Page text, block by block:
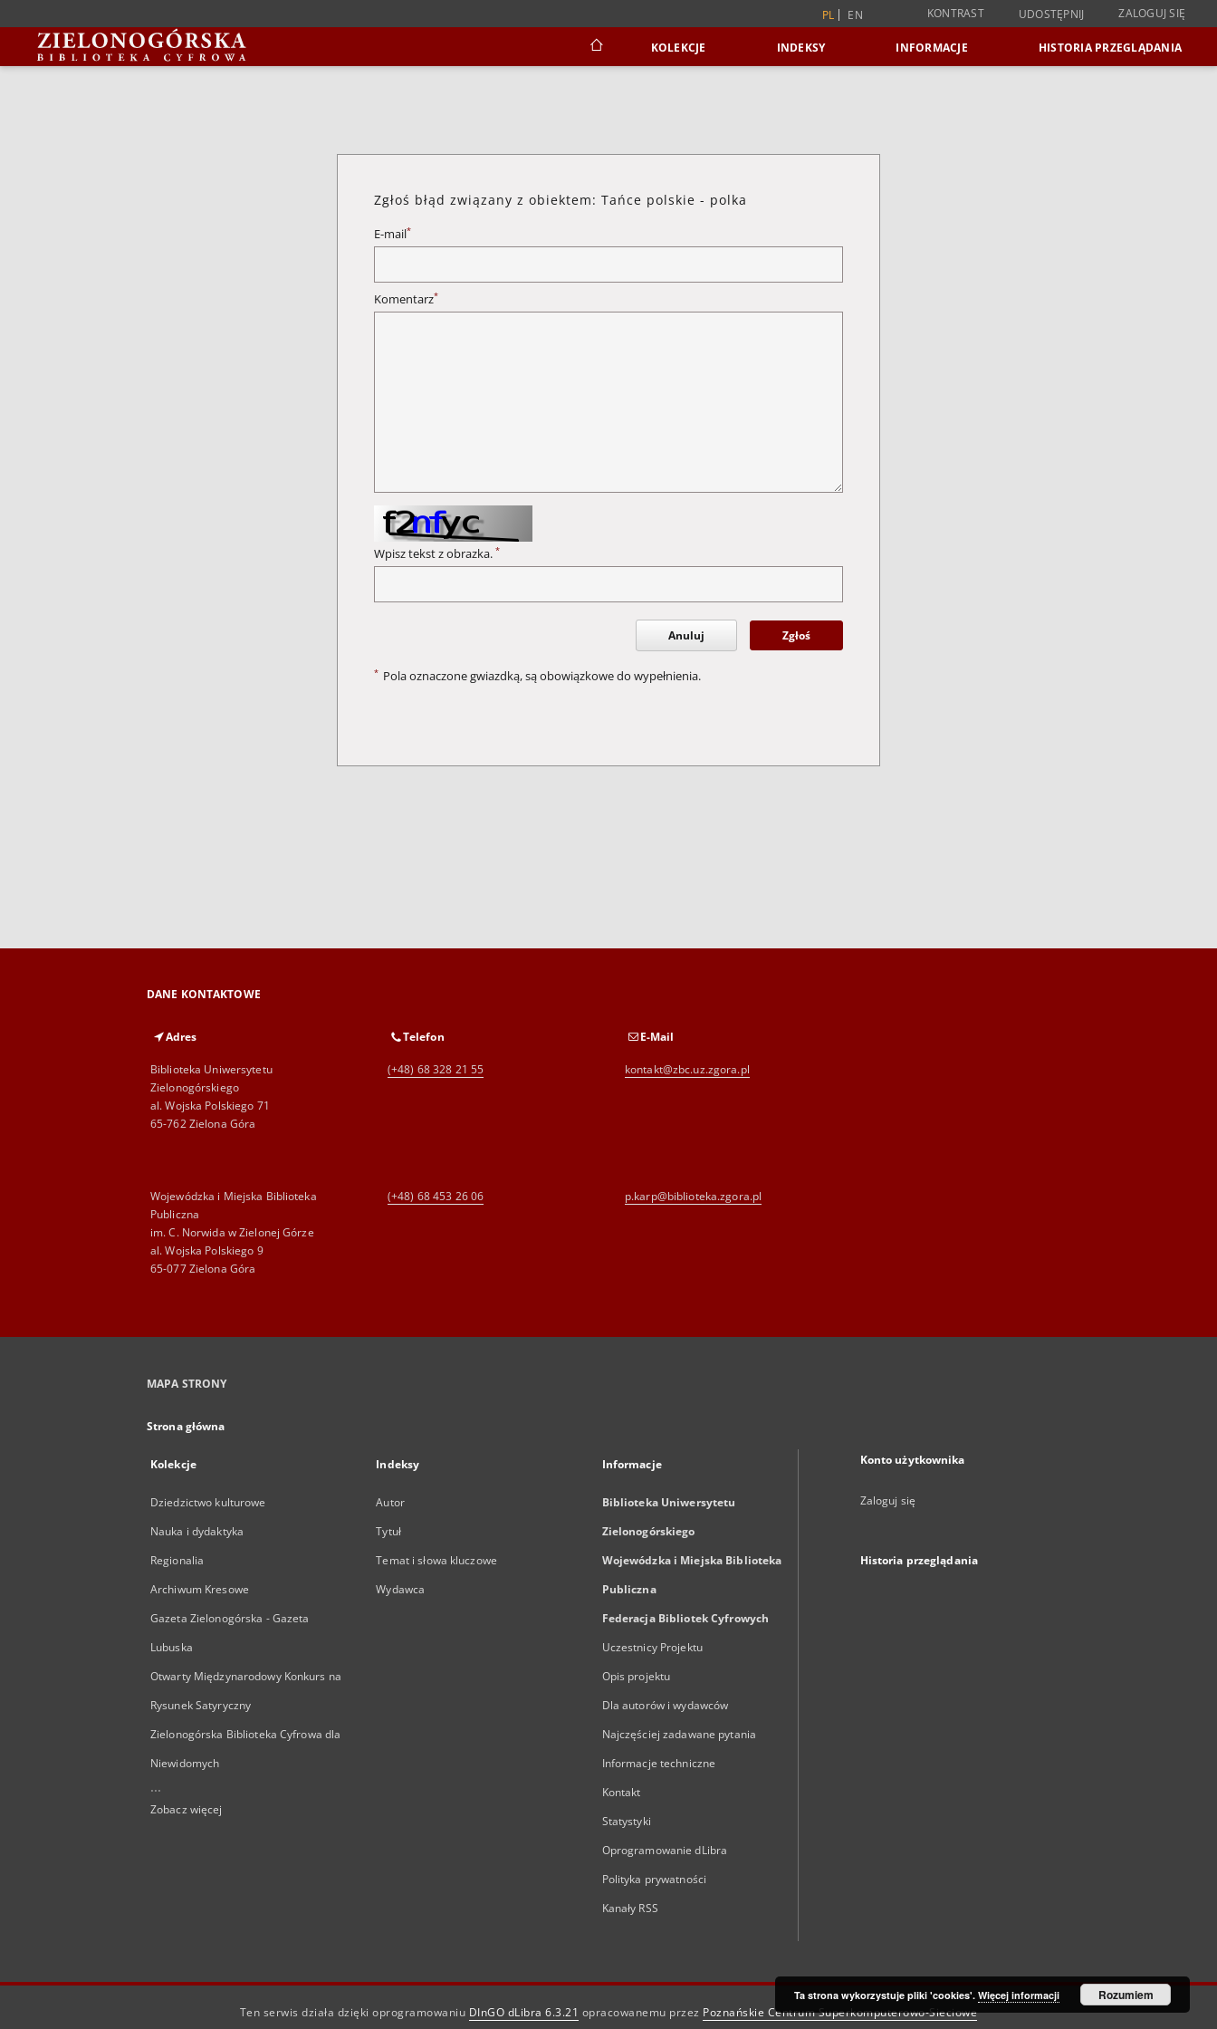
PL EN KONTRAST UDOSTĘPNIJ ZALOGUJ SIĘ
KOLEKCJE INDEKSY INFORMACJE HISTORIA PRZEGLĄDANIA
Zgłoś błąd związany z obiektem: Tańce polskie - polka
E-mail*
Komentarz*
Wpisz tekst z obrazka. *
Anuluj Zgłoś
* Pola oznaczone gwiazdką, są obowiązkowe do wypełnienia.
DANE KONTAKTOWE
Adres
Biblioteka Uniwersytetu
Zielonogórskiego
al. Wojska Polskiego 71
65-762 Zielona Góra
Telefon
(+48) 68 328 21 55
E-Mail
kontakt@zbc.uz.zgora.pl
Wojewódzka i Miejska Biblioteka
Publiczna
im. C. Norwida w Zielonej Górze
al. Wojska Polskiego 9
65-077 Zielona Góra
(+48) 68 453 26 06 p.karp@biblioteka.zgora.pl
MAPA STRONY
Strona główna
Kolekcje
Dziedzictwo kulturowe
Nauka i dydaktyka
Regionalia
Archiwum Kresowe
Gazeta Zielonogórska - Gazeta
Lubuska
Otwarty Międzynarodowy Konkurs na
Rysunek Satyryczny
Zielonogórska Biblioteka Cyfrowa dla
Niewidomych
...
Zobacz więcej
Indeksy
Autor
Tytuł
Temat i słowa kluczowe
Wydawca
Informacje
Biblioteka Uniwersytetu
Zielonogórskiego
Wojewódzka i Miejska Biblioteka
Publiczna
Federacja Bibliotek Cyfrowych
Uczestnicy Projektu
Opis projektu
Dla autorów i wydawców
Najczęściej zadawane pytania
Informacje techniczne
Kontakt
Statystyki
Oprogramowanie dLibra
Polityka prywatności
Kanały RSS
Konto użytkownika
Zaloguj się
Historia przeglądania
Ten serwis działa dzięki oprogramowaniu DInGO dLibra 6.3.21 opracowanemu przez Poznańskie Centrum Superkomputerowo-Sieciowe
Ta strona wykorzystuje pliki 'cookies'. Więcej informacji Rozumiem